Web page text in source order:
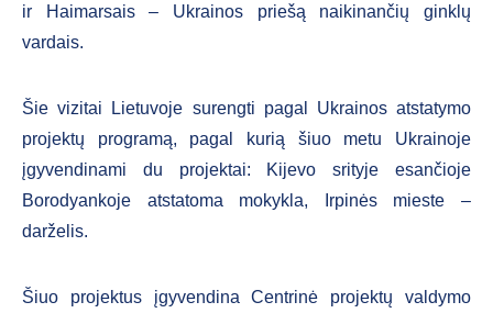
ir Haimarsais – Ukrainos priešą naikinančių ginklų
vardais.
Šie vizitai Lietuvoje surengti pagal Ukrainos atstatymo
projektų programą, pagal kurią šiuo metu Ukrainoje
įgyvendinami du projektai: Kijevo srityje esančioje
Borodyankoje atstatoma mokykla, Irpinės mieste –
darželis.
Šiuo projektus įgyvendina Centrinė projektų valdymo